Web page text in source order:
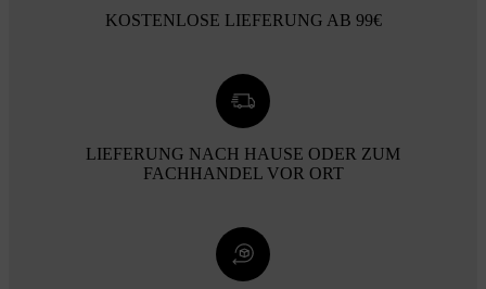
KOSTENLOSE LIEFERUNG AB 99€
LIEFERUNG NACH HAUSE ODER ZUM
FACHHANDEL VOR ORT